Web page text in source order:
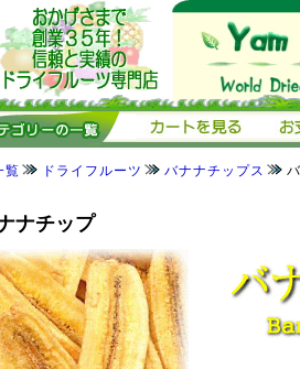
覧 ドライフルーツ バナナチップス
ナチップ